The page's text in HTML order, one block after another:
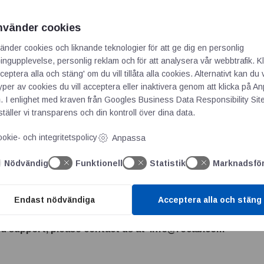
This means that we can assist not just in the sale of a sensor
of the best product, right through to custom development and
engineers work closely with our customers to create
for the application they need. The experience and
class product portfolio, means we can deliver the highest
in the Swedish and Norwegian market for global market
measuring systems, measurement sensors and systems,
systems all over the world – and are at the forefront of
in developing Keyence solutions for the Nordic market.
support, please contact us at info@recab.com
cookies
cookies och liknande teknologier för att ge dig en personlig
personlig reklam och för att analysera vår webbtrafik.
alla och stäng' om du vill tillåta alla cookies. Alternativt kan du
av cookies du vill acceptera eller inaktivera genom att klicka på
I enlighet med kraven från Googles Business Data Responsibility
vi transparens och din kontroll över dina data.
och integritetspolicy Anpassa
Nödvändig Funktionell Statistik
Endast nödvändiga Acceptera alla och stäng